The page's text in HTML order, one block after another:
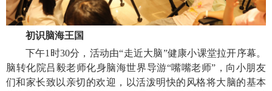
初识脑海王国
下午1时30分，活动由“走近大脑”健康小课堂拉开序幕。
脑转化院吕毅老师化身脑海世界导游“嘴嘴老师”，向小朋友
们和家长致以亲切的欢迎，以活泼明快的风格将大脑的基本